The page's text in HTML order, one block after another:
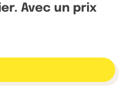
Avec un prix